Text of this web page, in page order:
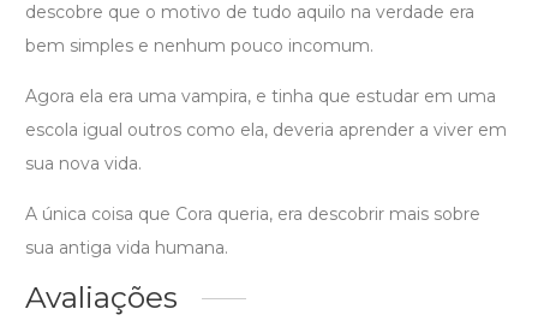
descobre que o motivo de tudo aquilo na verdade era
bem simples e nenhum pouco incomum.
Agora ela era uma vampira, e tinha que estudar em uma
escola igual outros como ela, deveria aprender a viver em
sua nova vida.
A única coisa que Cora queria, era descobrir mais sobre
sua antiga vida humana.
Avaliações